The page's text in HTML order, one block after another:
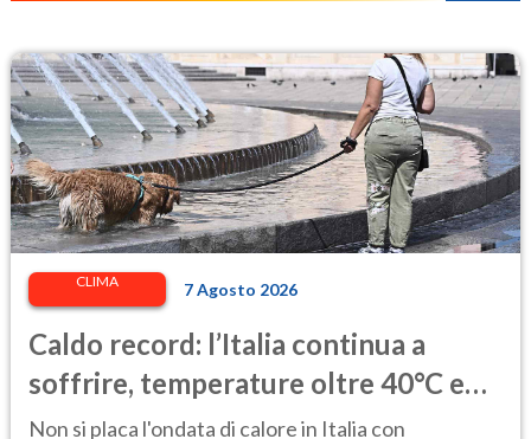
CLIMA 7 Agosto 2026
Caldo record: l’Italia continua a
soffrire, temperature oltre 40°C e
afa per altri 10 giorni
Non si placa l'ondata di calore in Italia con